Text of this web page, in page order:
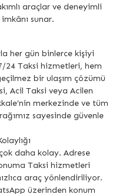
araçlar ve deneyimli
sunar.
her gün binlerce kişiyi
24 Taksi hizmetleri, hem
bir ulaşım çözümü
Acil Taksi veya Acilen
merkezinde ve tüm
sayesinde güvenle
daha kolay. Adrese
Taksi hizmetleri
araç yönlendiriliyor.
üzerinden konum